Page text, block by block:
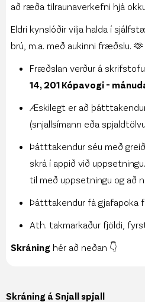
að ræða tilraunaverkefni hjá
Eldri kynslóðir vilja halda í
brú, m.a. með aukinni fræðslu. 🫶
Fræðslan verður á skrifstofu
14, 201 Kópavogi -
Æskilegt er að
(snjallsímann eða
Þátttakendur séu með
skrá í appið við
til með uppsetningu og að
Þátttakendur fá gjafapoka
Ath. takmarkaður fjöldi,
Skráning hér að neðan 👇
Skráning á Snjall spjall